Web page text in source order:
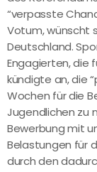
“verpasste
Votum, wünscht
Deutschland.
Engagierten, die
kündigte an, die
Wochen für die
Jugendlichen zu
Bewerbung mit
Belastungen für
durch den